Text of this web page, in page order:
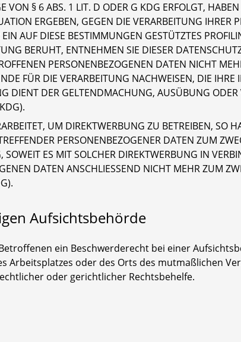
§ 6 ABS. 1 LIT. D ODER G KDG ERFOLGT, HABEN
ERGEBEN, GEGEN DIE VERARBEITUNG IHRER
AUF DIESE BESTIMMUNGEN GESTÜTZTES
BERUHT, ENTNEHMEN SIE DIESER
PERSONENBEZOGENEN DATEN NICHT
FÜR DIE VERARBEITUNG NACHWEISEN, DIE IHRE
DIENT DER GELTENDMACHUNG, AUSÜBUNG
UM DIREKTWERBUNG ZU BETREIBEN, SO
PERSONENBEZOGENER DATEN ZUM
ES MIT SOLCHER DIREKTWERBUNG IN
DATEN ANSCHLIESSEND NICHT MEHR ZUM
Aufsichtsbehörde
ein Beschwerderecht bei einer
Arbeitsplatzes oder des Orts des mutmaßlichen
oder gerichtlicher Rechtsbehelfe.